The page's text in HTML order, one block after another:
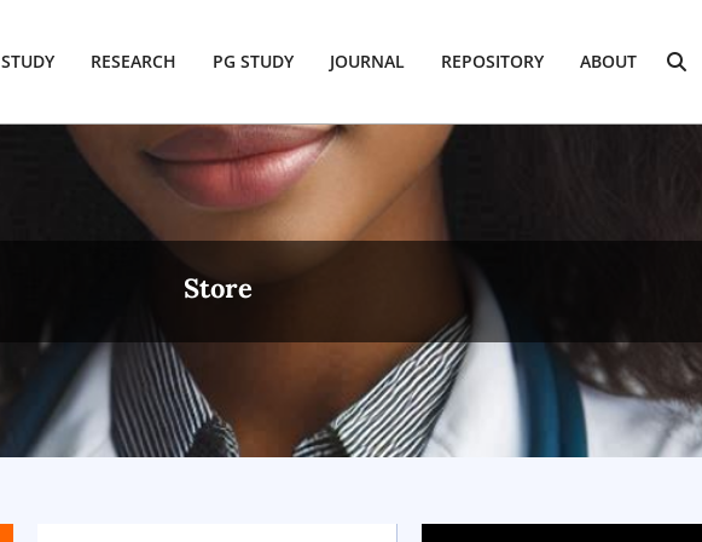
STUDY RESEARCH PG STUDY JOURNAL REPOSITORY ABOUT
Store